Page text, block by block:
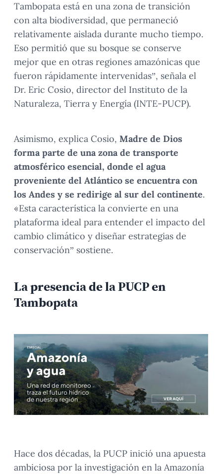
Tambopata está en una zona de transición
con alta biodiversidad, que permaneció
relativamente aislada durante mucho tiempo.
Eso permitió que su bosque se conserve
mejor que en otras regiones amazónicas que
fueron rápidamente intervenidas”, señala el
Dr. Eric Cosio, director del Instituto de la
Naturaleza, Tierra y Energía (INTE-PUCP).
Asimismo, explica Cosio, Madre de Dios
forma parte de una zona de transporte
atmosférico esencial, donde el agua
proveniente del Atlántico se encuentra con
los Andes y se redirige al sur del continente.
«Esta característica la convierte en una
plataforma ideal para entender el impacto del
cambio climático y diseñar estrategias de
conservación” sostiene.
La presencia de la PUCP en
Tambopata
Hace dos décadas, la PUCP inició una apuesta
ambiciosa por la investigación en la Amazonía